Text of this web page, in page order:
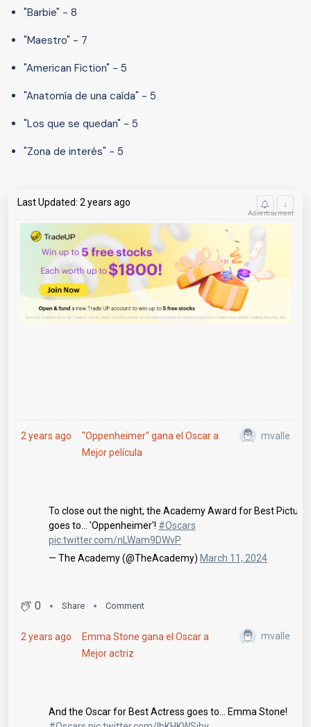
"Barbie" - 8
"Maestro" - 7
"American Fiction" - 5
"Anatomía de una caída" - 5
"Los que se quedan" - 5
"Zona de interés" - 5